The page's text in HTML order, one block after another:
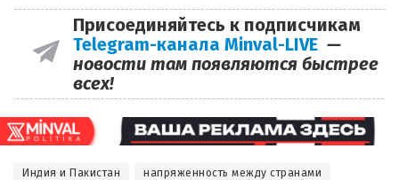
Присоединяйтесь к подписчикам
Telegram-канала Minval-LIVE —
новости там появляются быстрее
всех!
Индия и Пакистан
напряженность между странами